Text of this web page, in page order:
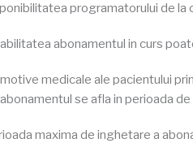
programatorului de la
abonamentul in curs
motive medicale ale pacientului
abonamentul se afla in perioada
maxima de inghetare a